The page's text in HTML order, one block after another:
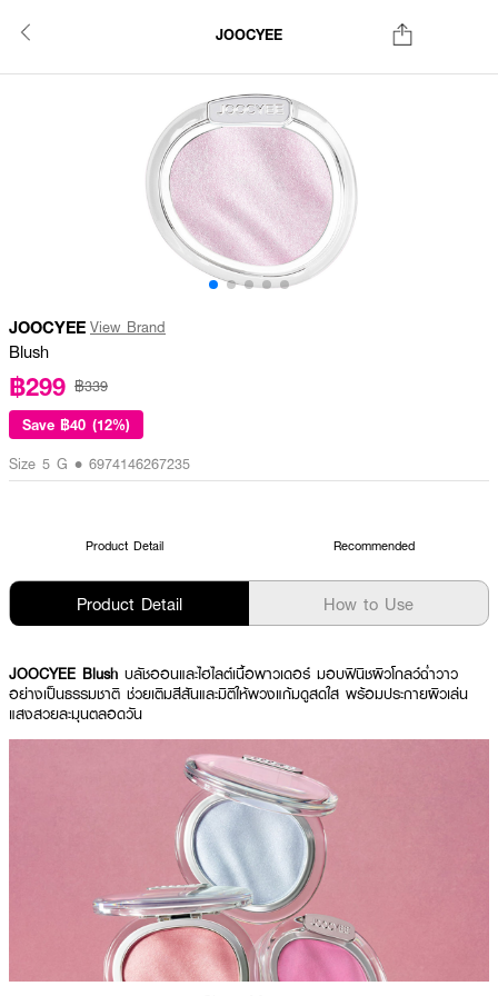
JOOCYEE
JOOCYEE View Brand
Blush
฿299 ฿339
Save ฿40 (12%)
Size 5 G • 6974146267235
Product Detail Recommended
Product Detail How to Use
JOOCYEE Blush บลัชออนและไฮไลต์เนื้อพาวเดอร์ มอบฟินิชผิวโกลว์ฉ่ำวาว
อย่างเป็นธรรมชาติ ช่วยเติมสีสันและมิติให้พวงแก้มดูสดใส พร้อมประกายผิวเล่น
แสงสวยละมุนตลอดวัน